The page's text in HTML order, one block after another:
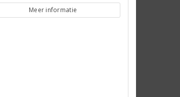
Meer informatie